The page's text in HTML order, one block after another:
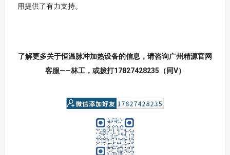
用提供了有力支持。
了解更多关于恒温脉冲加热设备的信息，请咨询广州精源官网
客服——林工，或拨打17827428235（同V）